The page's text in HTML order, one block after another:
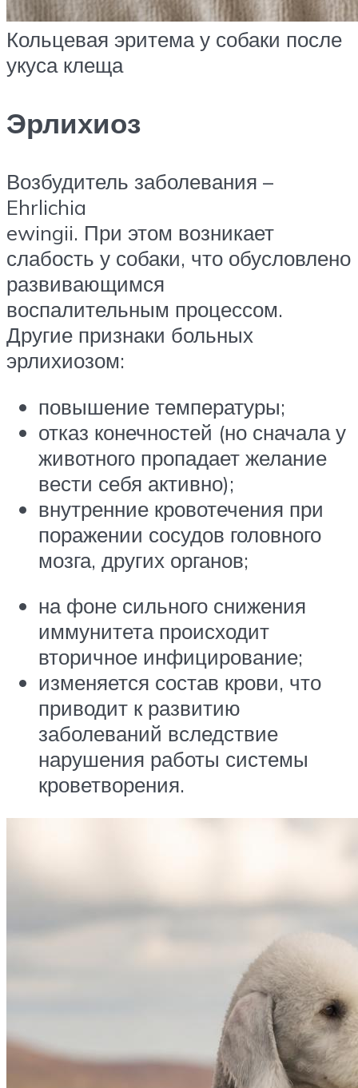
Кольцевая эритема у собаки после
укуса клеща
Эрлихиоз
Возбудитель заболевания –
Ehrlichia
ewingii. При этом возникает
слабость у собаки, что обусловлено
развивающимся
воспалительным процессом.
Другие признаки больных
эрлихиозом:
повышение температуры;
отказ конечностей (но сначала у
животного пропадает желание
вести себя активно);
внутренние кровотечения при
поражении сосудов головного
мозга, других органов;
на фоне сильного снижения
иммунитета происходит
вторичное инфицирование;
изменяется состав крови, что
приводит к развитию
заболеваний вследствие
нарушения работы системы
кроветворения.